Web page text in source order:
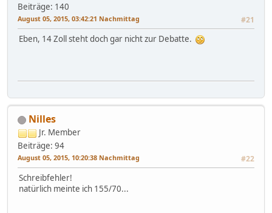
Beiträge: 140
August 05, 2015, 03:42:21 Nachmittag #21
Eben, 14 Zoll steht doch gar nicht zur Debatte.
Nilles
Jr. Member
Beiträge: 94
August 05, 2015, 10:20:38 Nachmittag #22
Schreibfehler!
natürlich meinte ich 155/70...